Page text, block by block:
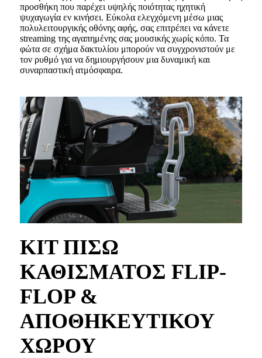
προσθήκη που παρέχει υψηλής ποιότητας ηχητική
ψυχαγωγία εν κινήσει. Εύκολα ελεγχόμενη μέσω μιας
πολυλειτουργικής οθόνης αφής, σας επιτρέπει να κάνετε
streaming της αγαπημένης σας μουσικής χωρίς κόπο. Τα
φώτα σε σχήμα δακτυλίου μπορούν να συγχρονιστούν με
τον ρυθμό για να δημιουργήσουν μια δυναμική και
συναρπαστική ατμόσφαιρα.
ΚΙΤ ΠΙΣΩ
ΚΑΘΙΣΜΑΤΟΣ FLIP-
FLOP &
ΑΠΟΘΗΚΕΥΤΙΚΟΥ
ΧΩΡΟΥ